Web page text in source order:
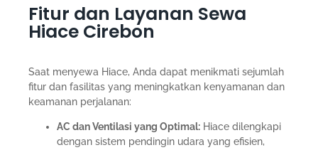
Fitur dan Layanan Sewa
Hiace Cirebon
Saat menyewa Hiace, Anda dapat menikmati sejumlah
fitur dan fasilitas yang meningkatkan kenyamanan dan
keamanan perjalanan:
AC dan Ventilasi yang Optimal: Hiace dilengkapi
dengan sistem pendingin udara yang efisien,